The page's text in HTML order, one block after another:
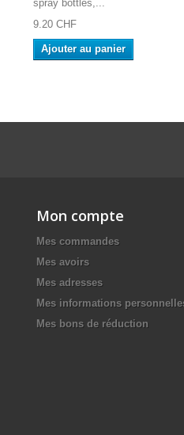
spray bottles,...
9.20 CHF
Ajouter au panier
Mon compte
Mes commandes
Mes avoirs
Mes adresses
Mes informations
Mes bons de réduction